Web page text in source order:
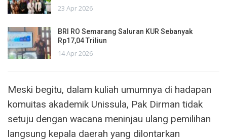
23 Apr 2026
BRI RO Semarang Saluran KUR Sebanyak
Rp17,04 Triliun
14 Apr 2026
Meski begitu, dalam kuliah umumnya di hadapan
komuitas akademik Unissula, Pak Dirman tidak
setuju dengan wacana meninjau ulang pemilihan
langsung kepala daerah yang dilontarkan